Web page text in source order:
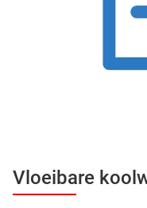
Vloeibare